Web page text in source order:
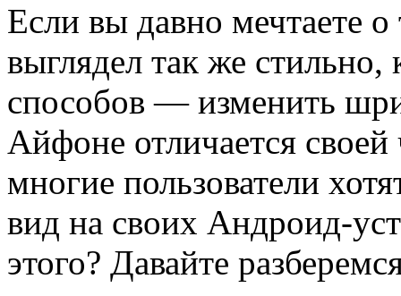
Если вы давно мечтаете
выглядел так же
способов — изменить
Айфоне отличается
многие пользователи
вид на своих Андроид-
этого? Давайте